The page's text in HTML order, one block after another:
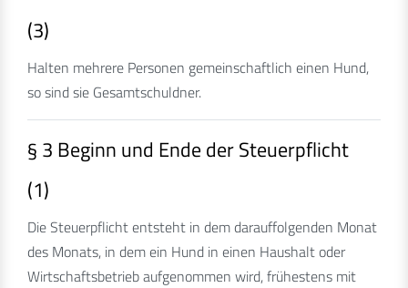
(3)
Halten mehrere Personen gemeinschaftlich einen Hund,
so sind sie Gesamtschuldner.
§ 3 Beginn und Ende der Steuerpflicht
(1)
Die Steuerpflicht entsteht in dem darauffolgenden Monat
des Monats, in dem ein Hund in einen Haushalt oder
Wirtschaftsbetrieb aufgenommen wird, frühestens mit